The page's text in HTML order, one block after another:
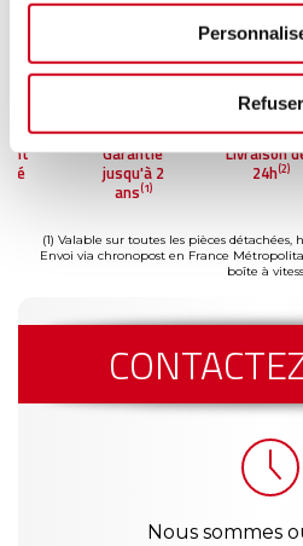
Refuser
Garantie
jusqu'à 2
ans(1)
Livraison
24h(2)
(1) Valable sur toutes les pièces détachées,
Envoi via chronopost en France
boîte à
Nous sommes